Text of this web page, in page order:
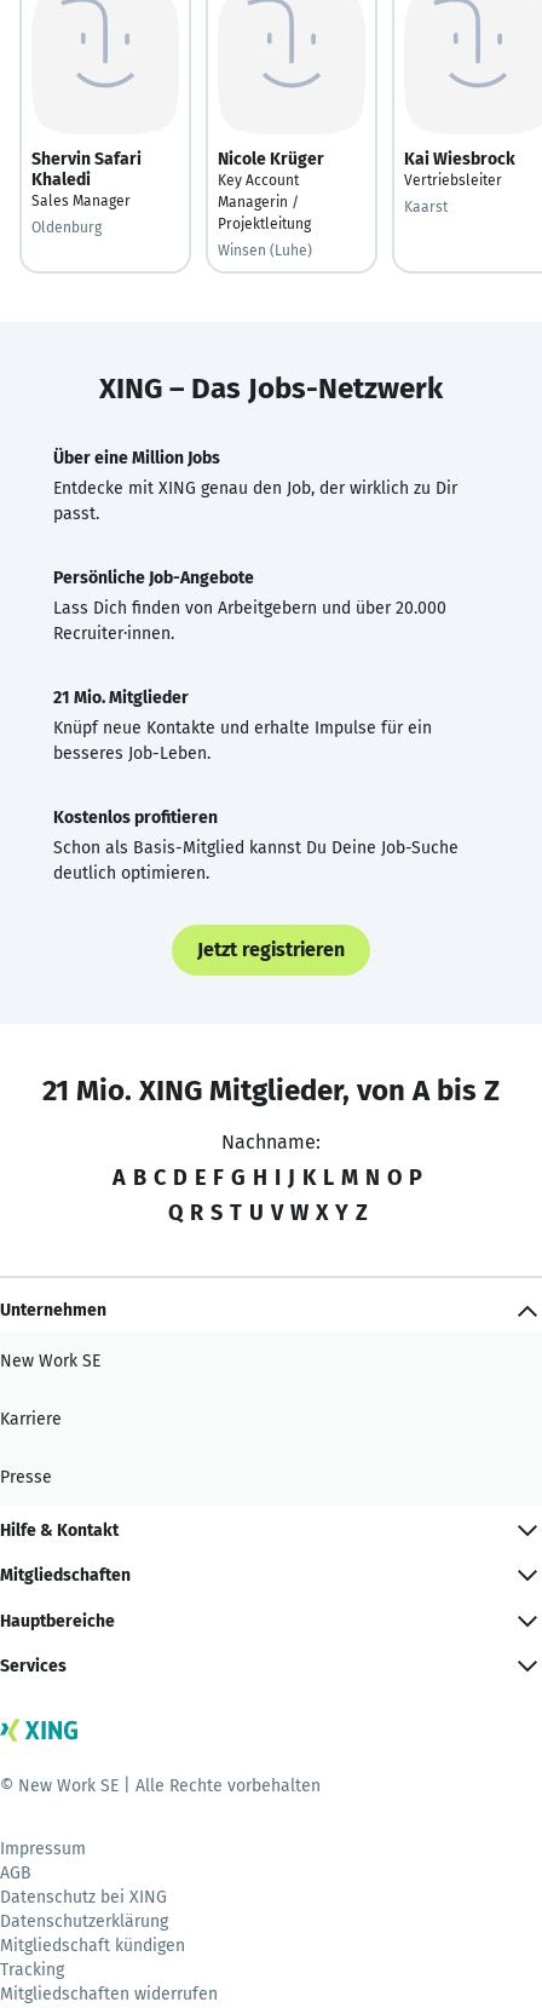
Shervin Safari
Khaledi
Sales Manager
Oldenburg
Nicole Krüger
Key Account
Managerin /
Projektleitung
Winsen (Luhe)
Kai Wiesbrock
Vertriebsleiter
Kaarst
XING – Das Jobs-Netzwerk
Über eine Million Jobs
Entdecke mit XING genau den Job, der wirklich zu Dir
passt.
Persönliche Job-Angebote
Lass Dich finden von Arbeitgebern und über 20.000
Recruiter·innen.
21 Mio. Mitglieder
Knüpf neue Kontakte und erhalte Impulse für ein
besseres Job-Leben.
Kostenlos profitieren
Schon als Basis-Mitglied kannst Du Deine Job-Suche
deutlich optimieren.
Jetzt registrieren
21 Mio. XING Mitglieder, von A bis Z
Nachname:
A B C D E F G H I J K L M N O P
Q R S T U V W X Y Z
Unternehmen
New Work SE
Karriere
Presse
Hilfe & Kontakt
Mitgliedschaften
Hauptbereiche
Services
© New Work SE | Alle Rechte vorbehalten
Impressum
AGB
Datenschutz bei XING
Datenschutzerklärung
Mitgliedschaft kündigen
Tracking
Mitgliedschaften widerrufen